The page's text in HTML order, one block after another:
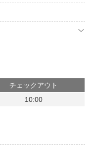
チェックアウト
10:00